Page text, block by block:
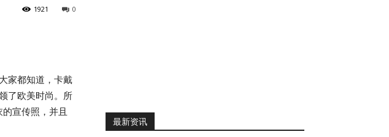
0
1921
家都知道，卡戴
了欧美时尚。所
宣传照，并且
最新资讯